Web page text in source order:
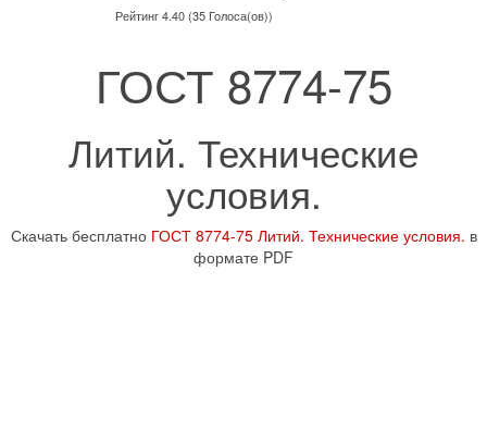
Рейтинг 4.40 (35 Голоса(ов))
ГОСТ 8774-75
Литий. Технические
условия.
Скачать бесплатно ГОСТ 8774-75 Литий. Технические условия. в
формате PDF